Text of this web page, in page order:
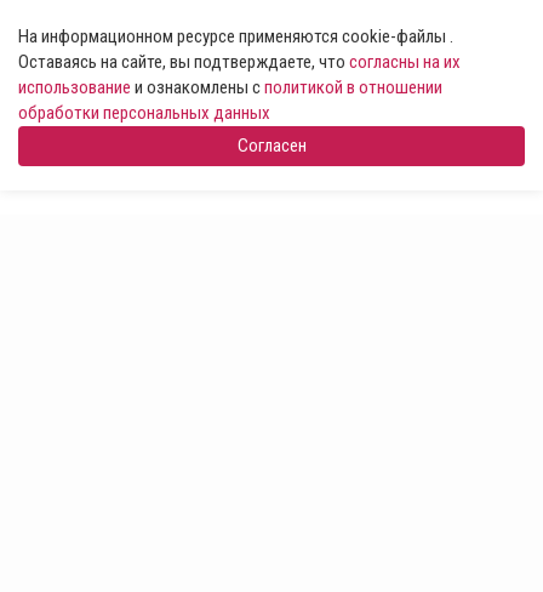
На информационном ресурсе применяются cookie-файлы .
Оставаясь на сайте, вы подтверждаете, что согласны на их
использование и ознакомлены сполитикой в отношении
обработки персональных данных
Согласен